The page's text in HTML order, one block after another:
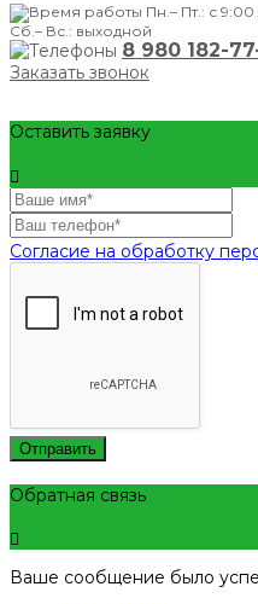
Пн.– Пт.: с
Сб.– Вс.: выходной
8 980 182-
Заказать звонок
Оставить заявку
Согласие на обработку
Отправить
Обратная связь
Ваше сообщение было